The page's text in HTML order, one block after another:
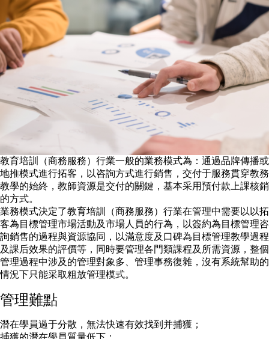
教育培訓（商務服務）行業一般的業務模式為：通過品牌傳播或
地推模式進行拓客，以咨詢方式進行銷售，交付于服務貫穿教務
教學的始終，教師資源是交付的關鍵，基本采用預付款上課核銷
的方式。
業務模式決定了教育培訓（商務服務）行業在管理中需要以以拓
客為目標管理市場活動及市場人員的行為，以簽約為目標管理咨
詢銷售的過程與資源協同，以滿意度及口碑為目標管理教學過程
及課后效果的評價等，同時要管理各門類課程及所需資源，整個
管理過程中涉及的管理對象多、管理事務復雜，沒有系統幫助的
情況下只能采取粗放管理模式。
管理難點
潛在學員過于分散，無法快速有效找到并捕獲；
捕獲的潛在學員質量低下；